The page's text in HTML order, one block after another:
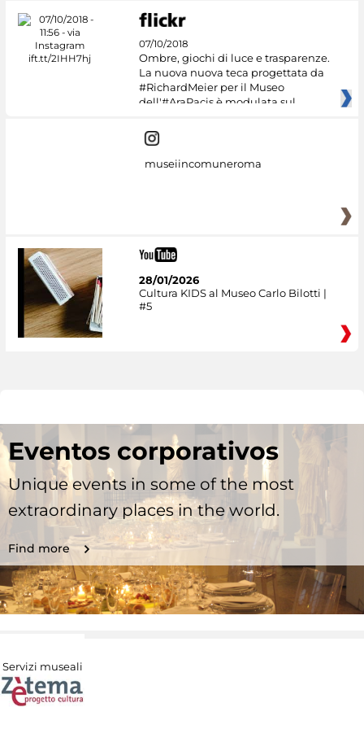
07/10/2018
Ombre, giochi di luce e trasparenze.
La nuova nuova teca progettata da
#RichardMeier per il Museo
dell'#AraPacis è modulata sul
museiincomuneroma
28/01/2026
Cultura KIDS al Museo Carlo Bilotti |
#5
Eventos corporativos
Unique events in some of the most
extraordinary places in the world.
Find more
Servizi museali